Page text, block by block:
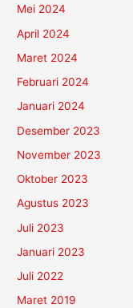
Mei 2024
April 2024
Maret 2024
Februari 2024
Januari 2024
Desember 2023
November 2023
Oktober 2023
Agustus 2023
Juli 2023
Januari 2023
Juli 2022
Maret 2019